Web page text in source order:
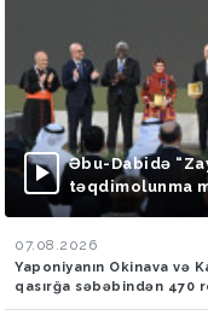
Əbu-Dabidə
təqdimolunma
07.08.2026
Yaponiyanın Okinava və
qasırğa səbəbindən 470